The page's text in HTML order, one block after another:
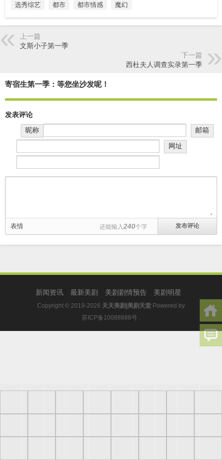
选秀综艺
都市 都市情感 魔幻
上一篇
文斯小子第一季
下一篇
西杜夫人调查实录第一季
寄宿生第一季：等您坐沙发呢！
发表评论
昵称
邮箱
网址
表情 还能输入 240个字
新闻资讯 最新美剧 美剧剧情预告 美剧明星
Copyright © 2019-2026 天天美剧|美剧天堂 Powered by
苏ICP备10088888号 .